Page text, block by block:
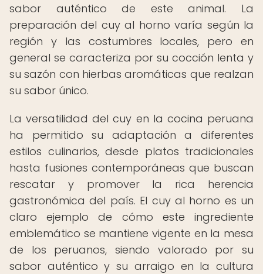
sabor auténtico de este animal. La
preparación del cuy al horno varía según la
región y las costumbres locales, pero en
general se caracteriza por su cocción lenta y
su sazón con hierbas aromáticas que realzan
su sabor único.
La versatilidad del cuy en la cocina peruana
ha permitido su adaptación a diferentes
estilos culinarios, desde platos tradicionales
hasta fusiones contemporáneas que buscan
rescatar y promover la rica herencia
gastronómica del país. El cuy al horno es un
claro ejemplo de cómo este ingrediente
emblemático se mantiene vigente en la mesa
de los peruanos, siendo valorado por su
sabor auténtico y su arraigo en la cultura